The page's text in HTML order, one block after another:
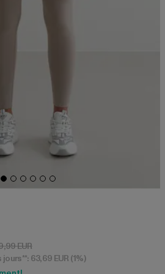
EURPrix en promotion: 69,99 EUR
63,69 EUR (1%)